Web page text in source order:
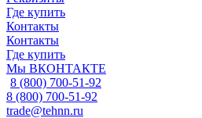
Где купить
Контакты
Контакты
Где купить
Мы ВКОНТАКТЕ
8 (800) 700-51-92
8 (800) 700-51-92
trade@tehnn.ru